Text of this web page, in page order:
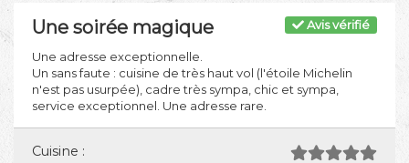
Avis vérifié
Une soirée magique
Une adresse exceptionnelle.
Un sans faute : cuisine de très haut vol (l'étoile Michelin
n'est pas usurpée), cadre très sympa, chic et sympa,
service exceptionnel. Une adresse rare.
Cuisine :